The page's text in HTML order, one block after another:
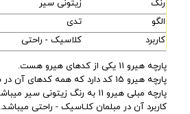
رنگ
زیتونی سیر
الگو
تدی
کاربرد
کلاسیک - راحتی
پارچه هیرو 11 یکی از کدهای هیرو هست.
پارچه هیرو 15 کد دارد که همه کدهای آن در سایت
پارچه مبلی هیرو 11 به رنگ زیتونی سیر میباشد.
کاربرد آن در مبلمان کلـاسیک - راحتی میباشد.